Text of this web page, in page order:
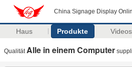
China Signage Display
Haus Produkte Videos
QualitätAlle in einem Computer